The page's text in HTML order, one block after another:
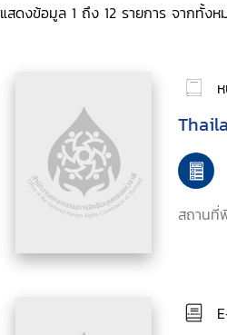
แสดงข้อมูล 1 ถึง 12 รายการ จากทั้ง
สถานที่